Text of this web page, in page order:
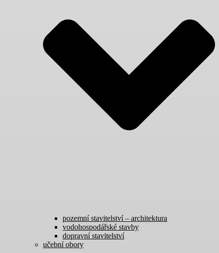
pozemní stavitelství – architektura
vodohospodářské stavby
dopravní stavitelství
učební obory